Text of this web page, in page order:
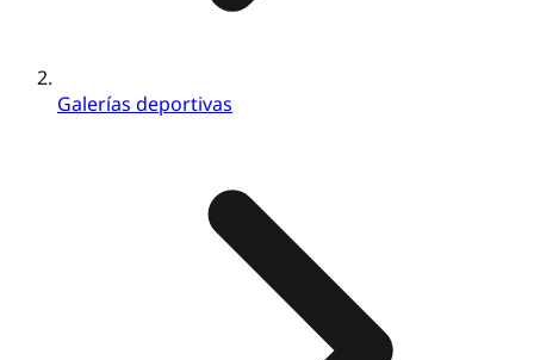
Galerías deportivas